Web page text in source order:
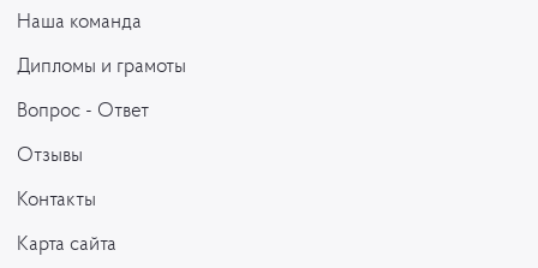
Наша команда
Дипломы и грамоты
Вопрос - Ответ
Отзывы
Контакты
Карта сайта